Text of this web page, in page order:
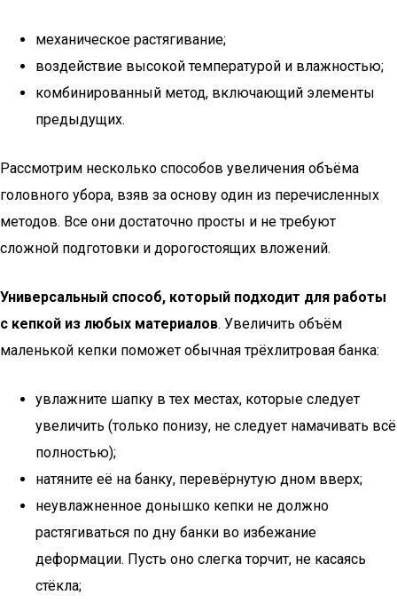
механическое растягивание;
воздействие высокой температурой и влажностью;
комбинированный метод, включающий элементы
предыдущих.
Рассмотрим несколько способов увеличения объёма
головного убора, взяв за основу один из перечисленных
методов. Все они достаточно просты и не требуют
сложной подготовки и дорогостоящих вложений.
Универсальный способ, который подходит для работы
с кепкой из любых материалов. Увеличить объём
маленькой кепки поможет обычная трёхлитровая банка:
увлажните шапку в тех местах, которые следует
увеличить (только понизу, не следует намачивать всё
полностью);
натяните её на банку, перевёрнутую дном вверх;
неувлажненное донышко кепки не должно
растягиваться по дну банки во избежание
деформации. Пусть оно слегка торчит, не касаясь
стёкла;